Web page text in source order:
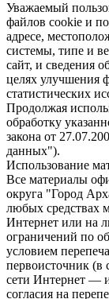
Уважаемый
файлов cookie и
адресе,
системы, типе и
сайт, и сведения
целях улучшения
статистических
Продолжая
обработку
закона от
данных").
Использование
Все материалы
округа "Город
любых средствах
Интернет или на
ограничений по
условием
первоисточник (в
сети Интернет —
согласия на